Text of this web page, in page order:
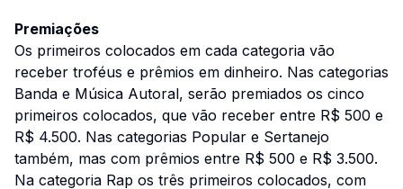
Premiações
Os primeiros colocados em cada categoria vão
receber troféus e prêmios em dinheiro. Nas categorias
Banda e Música Autoral, serão premiados os cinco
primeiros colocados, que vão receber entre R$ 500 e
R$ 4.500. Nas categorias Popular e Sertanejo
também, mas com prêmios entre R$ 500 e R$ 3.500.
Na categoria Rap os três primeiros colocados, com